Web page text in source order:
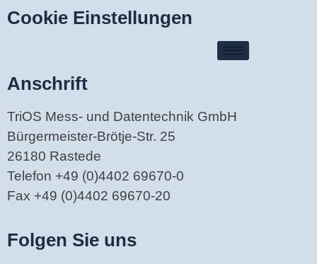
Cookie Einstellungen
Anschrift
TriOS Mess- und Datentechnik GmbH
Bürgermeister-Brötje-Str. 25
26180 Rastede
Telefon +49 (0)4402 69670-0
Fax +49 (0)4402 69670-20
Folgen Sie uns